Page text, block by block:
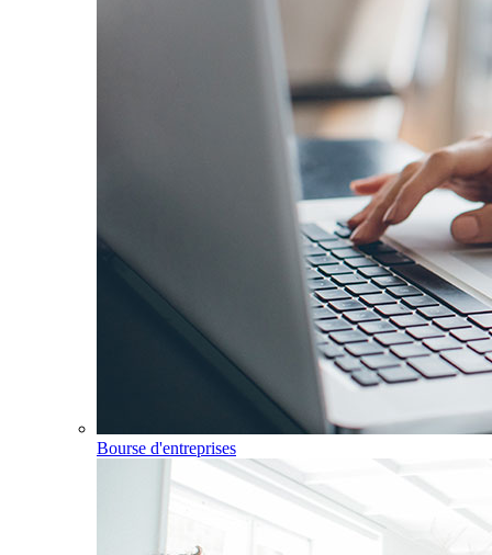
Bourse d'entreprises